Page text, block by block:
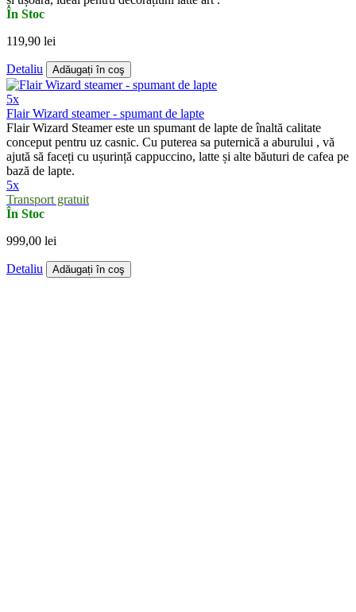
În Stoc
119,90 lei
Detaliu Adăugați în coş
5x
Flair Wizard steamer - spumant de lapte
Flair Wizard Steamer este un spumant de lapte de înaltă calitate
conceput pentru uz casnic. Cu puterea sa puternică a aburului , vă
ajută să faceți cu ușurință cappuccino, latte și alte băuturi de cafea pe
bază de lapte.
5x
Transport gratuit
În Stoc
999,00 lei
Detaliu Adăugați în coş